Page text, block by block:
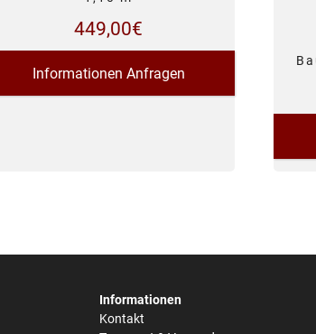
449,00€
Informationen Anfragen
Informationen
Kontakt